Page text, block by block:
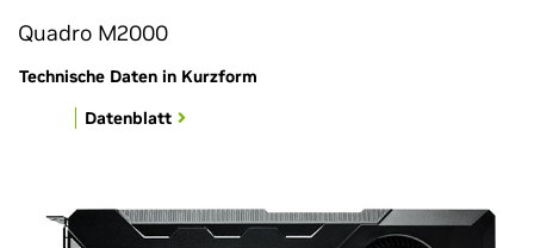
Quadro M2000
Technische Daten in Kurzform
Datenblatt